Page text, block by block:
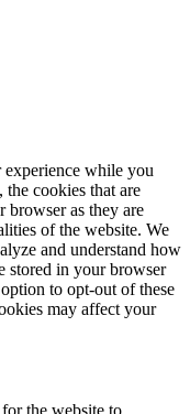
while you
cookies that are
browser as they are
of the website. We
and understand how
stored in your browser
to opt-out of these
may affect your